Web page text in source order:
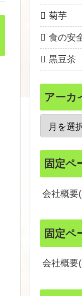
菊芋
食の安
黒豆茶
アーカ
固定ペ
会社概要
固定ペ
会社概要